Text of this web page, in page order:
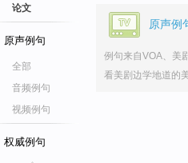
论文
原声例句
全部
音频例句
视频例句
权威例句
原声例
例句来自VOA、美
看美剧边学地道的美